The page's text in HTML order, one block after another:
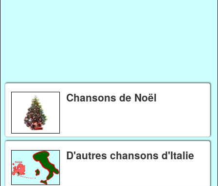
Chansons de Noël
D'autres chansons d'Italie